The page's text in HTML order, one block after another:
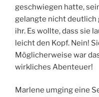
geschwiegen hatte,
gelangte nicht deutlich
ihr. Es wollte, dass sie
leicht den Kopf. Nein!
Möglicherweise war
wirkliches Abenteuer!
Marlene umging eine